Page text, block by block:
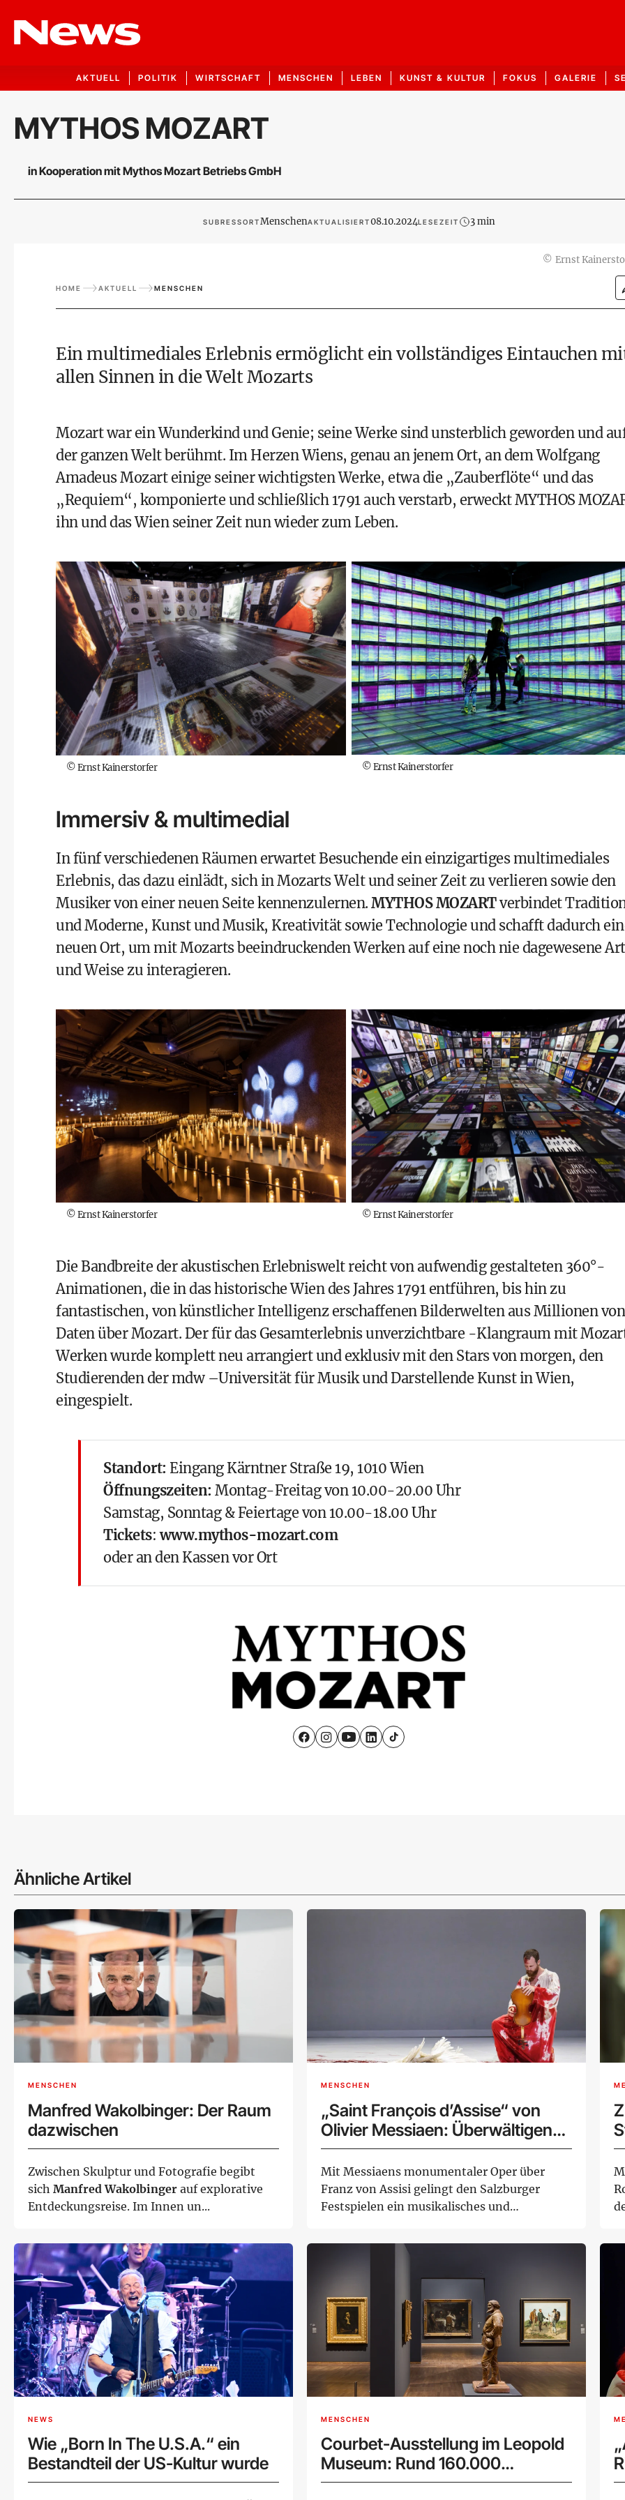
AKTUELL POLITIK WIRTSCHAFT MENSCHEN LEBEN KUNST & KULTUR FOKUS GALERIE
MYTHOS MOZART
in Kooperation mit Mythos Mozart Betriebs GmbH
SUBRESSORTMenschenAKTUALISIERT08.10.2024LESEZEIT 3 min
© Ernst
HOME AKTUELL MENSCHEN
Ein multimediales Erlebnis ermöglicht ein vollständiges Eintauchen
allen Sinnen in die Welt Mozarts
Mozart war ein Wunderkind und Genie; seine Werke sind unsterblich geworden und
der ganzen Welt berühmt. Im Herzen Wiens, genau an jenem Ort, an dem Wolfgang
Amadeus Mozart einige seiner wichtigsten Werke, etwa die „Zauberflöte“ und das
„Requiem“, komponierte und schließlich 1791 auch verstarb, erweckt MYTHOS
ihn und das Wien seiner Zeit nun wieder zum Leben.
©Ernst Kainerstorfer ©Ernst Kainerstorfer
Immersiv & multimedial
In fünf verschiedenen Räumen erwartet Besuchende ein einzigartiges multimediales
Erlebnis, das dazu einlädt, sich in Mozarts Welt und seiner Zeit zu verlieren sowie den
Musiker von einer neuen Seite kennenzulernen. MYTHOS MOZARTverbindet
und Moderne, Kunst und Musik, Kreativität sowie Technologie und schafft dadurch
neuen Ort, um mit Mozarts beeindruckenden Werken auf eine noch nie dagewesene Art
und Weise zu interagieren.
©Ernst Kainerstorfer ©Ernst Kainerstorfer
Die Bandbreite der akustischen Erlebniswelt reicht von aufwendig gestalteten 360°-
Animationen, die in das historische Wien des Jahres 1791 entführen, bis hin zu
fantastischen, von künstlicher Intelligenz erschaffenen Bilderwelten aus Millionen von
Daten über Mozart. Der für das Gesamterlebnis unverzichtbare -Klangraum mit
Werken wurde komplett neu arrangiert und exklusiv mit den Stars von morgen, den
Studierenden der mdw –Universität für Musik und Darstellende Kunst in Wien,
eingespielt.
Standort: Eingang Kärntner Straße 19, 1010 Wien
Öffnungszeiten: Montag-Freitag von 10.00-20.00 Uhr
Samstag, Sonntag & Feiertage von 10.00-18.00 Uhr
Tickets:www.mythos-mozart.com
oder an den Kassen vor Ort
Ähnliche Artikel
MENSCHEN
Manfred Wakolbinger: Der Raum
dazwischen
Zwischen Skulptur und Fotografie begibt
sich Manfred Wakolbinger auf explorative
Entdeckungsreise. Im Innen un...
MENSCHEN
„Saint François d’Assise“ von
Olivier Messiaen: Überwältigende
Hommage an den Schöpfer eines
Meisterwerks
Mit Messiaens monumentaler Oper über
Franz von Assisi gelingt den Salzburger
Festspielen ein musikalisches und
NEWS
Wie „Born In The U.S.A.“ ein
Bestandteil der US-Kultur wurde
MENSCHEN
Courbet-Ausstellung im Leopold
Museum: Rund 160.000
Besucher bei Rekord-